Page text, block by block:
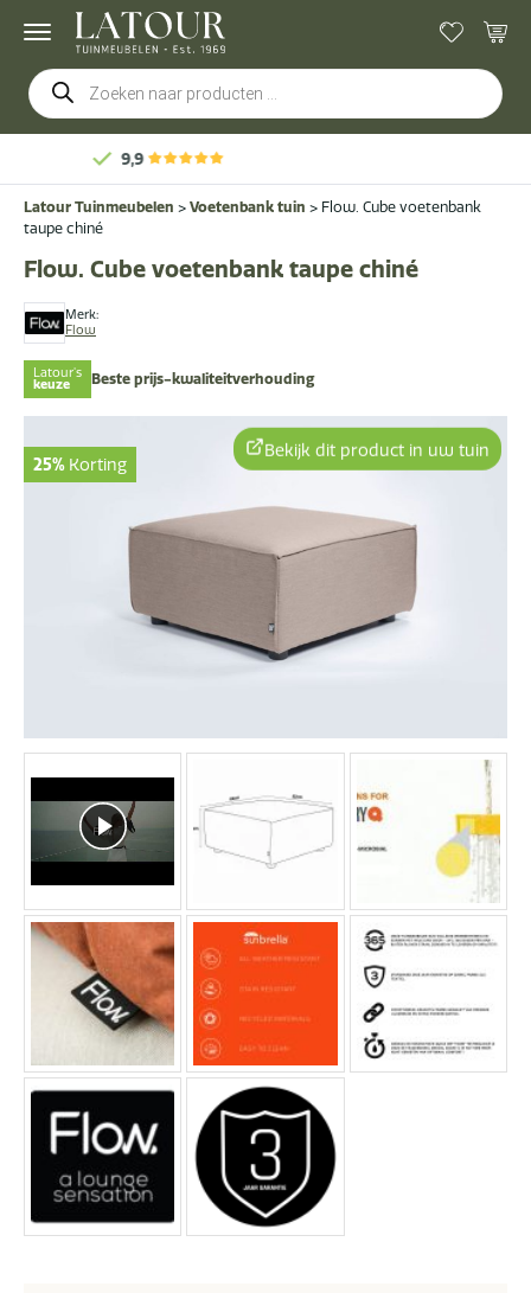
Producten
zoeken
Latour Tuinmeubelen > Voetenbank tuin > Flow. Cube voetenbank
taupe chiné
Merk:
Flow
Flow. Cube voetenbank taupe chiné
Latour's
keuze Beste prijs-kwaliteitverhouding
25% Korting
Bekijk dit product in uw tuin